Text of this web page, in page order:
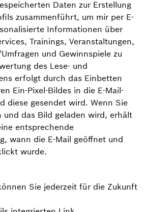
Daten zur Erstellung
zusammenführt, um mir per E-
Informationen über
Trainings, Veranstaltungen,
und Gewinnspiele zu
des Lese- und
erfolgt durch das Einbetten
Ein-Pixel-Bildes in die E-Mail-
diese gesendet wird. Wenn Sie
und das Bild geladen wird, erhält
entsprechende
wann die E-Mail geöffnet und
wurde.
Sie jederzeit für die Zukunft